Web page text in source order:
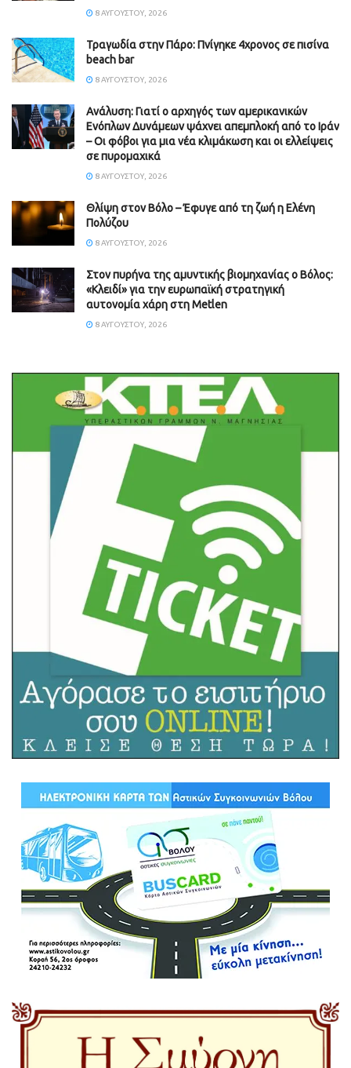
8 ΑΥΓΟΎΣΤΟΥ, 2026
Τραγωδία στην Πάρο: Πνίγηκε 4χρονος σε πισίνα
beach bar
8 ΑΥΓΟΎΣΤΟΥ, 2026
Ανάλυση: Γιατί ο αρχηγός των αμερικανικών
Ενόπλων Δυνάμεων ψάχνει απεμπλοκή από το Ιράν
– Οι φόβοι για μια νέα κλιμάκωση και οι ελλείψεις
σε πυρομαχικά
8 ΑΥΓΟΎΣΤΟΥ, 2026
Θλίψη στον Βόλο – Έφυγε από τη ζωή η Ελένη
Πολύζου
8 ΑΥΓΟΎΣΤΟΥ, 2026
Στον πυρήνα της αμυντικής βιομηχανίας ο Βόλος:
«Κλειδί» για την ευρωπαϊκή στρατηγική
αυτονομία χάρη στη Metlen
8 ΑΥΓΟΎΣΤΟΥ, 2026